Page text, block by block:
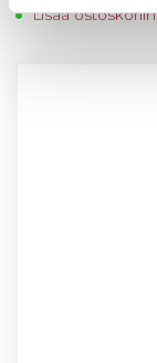
Lisää ostoskoriin